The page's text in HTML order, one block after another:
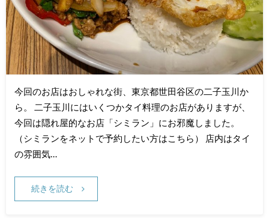
今回のお店はおしゃれな街、東京都世田谷区の二子玉川か
ら。 二子玉川にはいくつかタイ料理のお店がありますが、
今回は隠れ屋的なお店「シミラン」にお邪魔しました。
（シミランをネットで予約したい方はこちら） 店内はタイ
の雰囲気…
続きを読む